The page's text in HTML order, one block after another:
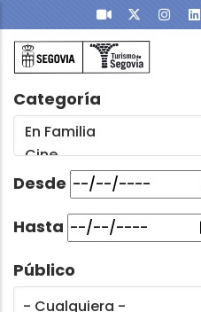
Pasar al contenido principal
Categoría
Desde
Hasta
Público